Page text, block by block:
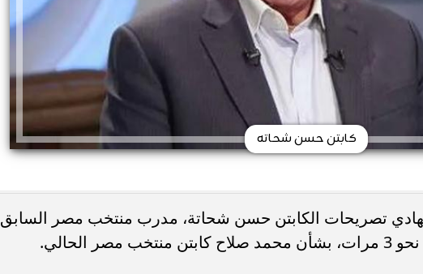
كابتن حسن شحاته
تصريحات الكابتن حسن شحاتة، مدرب منتخب مصر السابق
الحالي.